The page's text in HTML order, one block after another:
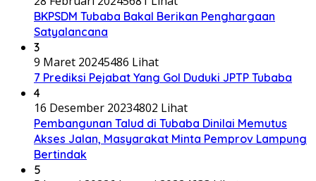
BKPSDM Tubaba Bakal Berikan Penghargaan
Satyalancana
3
9 Maret 20245486 Lihat
7 Prediksi Pejabat Yang Gol Duduki JPTP Tubaba
4
16 Desember 20234802 Lihat
Pembangunan Talud di Tubaba Dinilai Memutus
Akses Jalan, Masyarakat Minta Pemprov Lampung
Bertindak
5